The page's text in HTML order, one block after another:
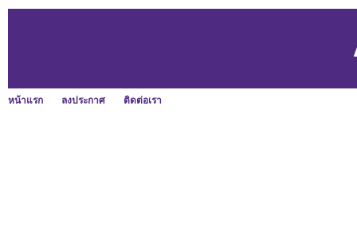
หน้าแรก ลงประกาศ ติดต่อเรา